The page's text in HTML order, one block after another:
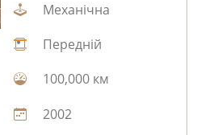
Механічна
Передній
100,000 км
2002